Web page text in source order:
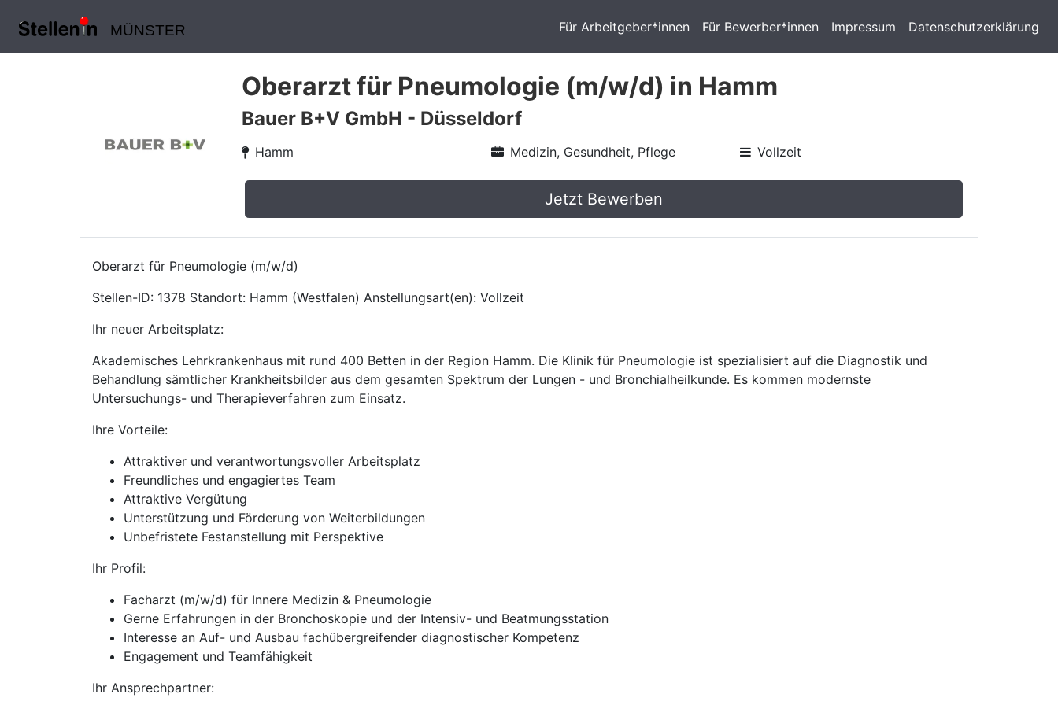
MÜNSTER Für Arbeitgeber*innen Für Bewerber*innen Impressum Datenschutzerklärung
Oberarzt für Pneumologie (m/w/d) in Hamm
Bauer B+V GmbH - Düsseldorf
Hamm Medizin, Gesundheit, Pflege Vollzeit
Jetzt Bewerben
Oberarzt für Pneumologie (m/w/d)
Stellen-ID: 1378 Standort: Hamm (Westfalen) Anstellungsart(en): Vollzeit
Ihr neuer Arbeitsplatz:
Akademisches Lehrkrankenhaus mit rund 400 Betten in der Region Hamm. Die Klinik für Pneumologie ist spezialisiert auf die Diagnostik und
Behandlung sämtlicher Krankheitsbilder aus dem gesamten Spektrum der Lungen - und Bronchialheilkunde. Es kommen modernste
Untersuchungs- und Therapieverfahren zum Einsatz.
Ihre Vorteile:
Attraktiver und verantwortungsvoller Arbeitsplatz
Freundliches und engagiertes Team
Attraktive Vergütung
Unterstützung und Förderung von Weiterbildungen
Unbefristete Festanstellung mit Perspektive
Ihr Profil:
Facharzt (m/w/d) für Innere Medizin & Pneumologie
Gerne Erfahrungen in der Bronchoskopie und der Intensiv- und Beatmungsstation
Interesse an Auf- und Ausbau fachübergreifender diagnostischer Kompetenz
Engagement und Teamfähigkeit
Ihr Ansprechpartner: